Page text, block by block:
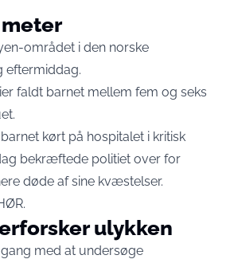
området i den norske
eftermiddag.
faldt barnet mellem fem og seks
kørt på hospitalet i kritisk
bekræftede politiet over for
døde af sine kvæstelser.
.
ulykken
med at undersøge